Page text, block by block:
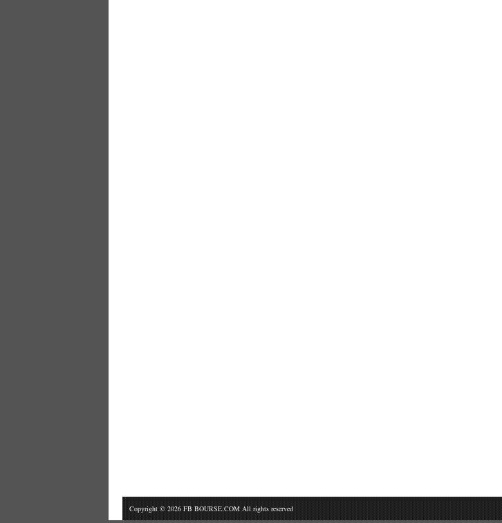
Copyright © 2026 FB BOURSE.COM All rights reserved